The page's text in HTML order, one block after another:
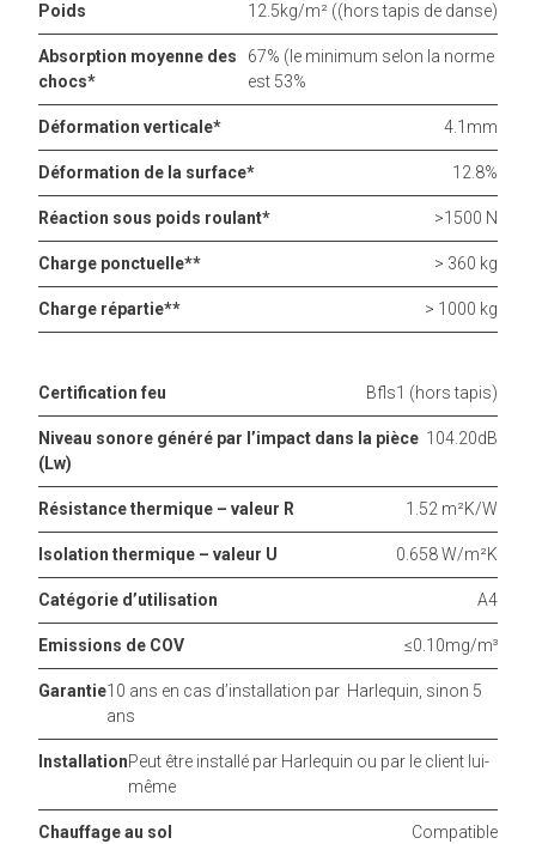
Poids 12.5kg/m² ((hors tapis de danse)
Absorption moyenne des
chocs*
67% (le minimum selon la norme
est 53%
Déformation verticale* 4.1mm
Déformation de la surface* 12.8%
Réaction sous poids roulant* >1500 N
Charge ponctuelle** > 360 kg
Charge répartie** > 1000 kg
Certification feu Bfls1 (hors tapis)
Niveau sonore généré par l’impact dans la pièce
(Lw)
104.20dB
Résistance thermique – valeur R 1.52 m²K/W
Isolation thermique – valeur U 0.658 W/m²K
Catégorie d’utilisation A4
Emissions de COV ≤0.10mg/m³
Garantie10 ans en cas d’installation par Harlequin, sinon 5
ans
InstallationPeut être installé par Harlequin ou par le client lui-
même
Chauffage au sol Compatible